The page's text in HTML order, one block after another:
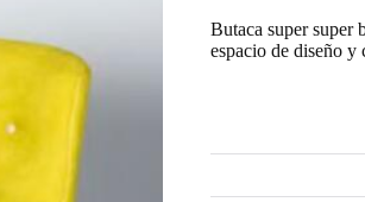
Butaca super super
espacio de diseño y